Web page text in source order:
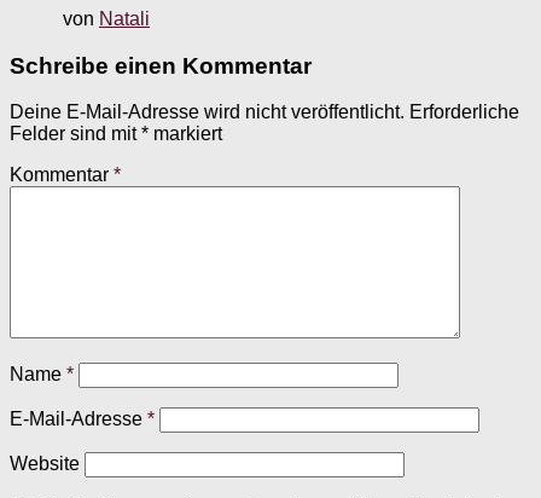
von Natali
Schreibe einen Kommentar
Deine E-Mail-Adresse wird nicht veröffentlicht. Erforderliche
Felder sind mit* markiert
Kommentar *
Name *
E-Mail-Adresse *
Website